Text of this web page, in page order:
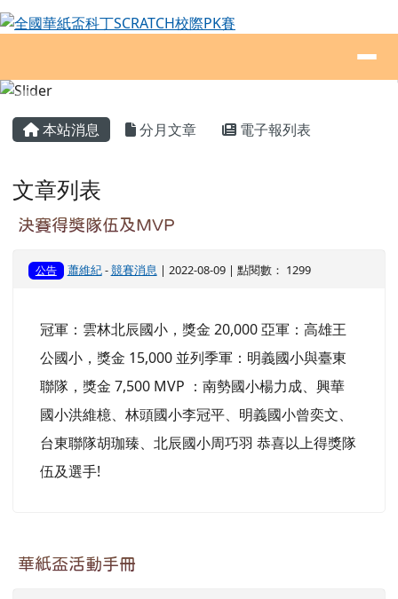
跳至主內容區
全國華紙盃科丁SCRATCH校際PK賽
主內容區域
本站消息 分月文章 電子報列表
文章列表
決賽得獎隊伍及MVP
公告 蕭維紀-競賽消息 | 2022-08-09 | 點閱數： 1299
冠軍：雲林北辰國小，獎金 20,000 亞軍：高雄王
公國小，獎金 15,000 並列季軍：明義國小與臺東
聯隊，獎金 7,500 MVP ：南勢國小楊力成、興華
國小洪維檍、林頭國小李冠平、明義國小曾奕文、
台東聯隊胡珈臻、北辰國小周巧羽 恭喜以上得獎隊
伍及選手!
華紙盃活動手冊
頁尾區域